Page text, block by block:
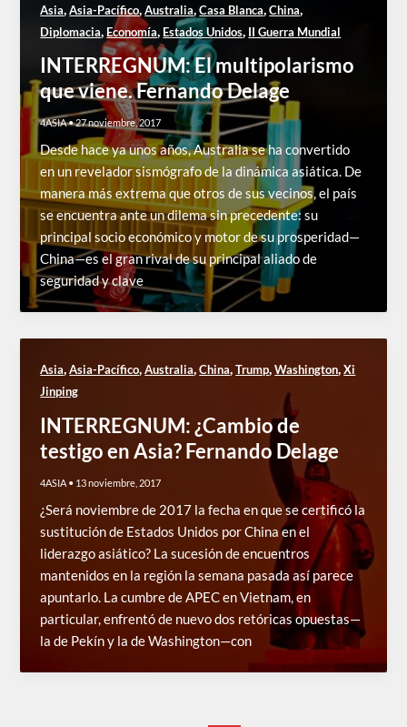
Asia,Asia-Pacífico,Australia,Casa Blanca,China,
Diplomacia,Economía, Estados Unidos, II Guerra Mundial
INTERREGNUM: El multipolarismo
que viene. Fernando Delage
4ASIA•27 noviembre, 2017
Desde hace ya unos años, Australia se ha convertido
en un revelador sismógrafo de la dinámica asiática. De
manera más extrema que otros de sus vecinos, el país
se encuentra ante un dilema sin precedente: su
principal socio económico y motor de su prosperidad—
China—es el gran rival de su principal aliado de
seguridad y clave
Asia,Asia-Pacífico,Australia,China,Trump,Washington,Xi
Jinping
INTERREGNUM: ¿Cambio de
testigo en Asia? Fernando Delage
4ASIA • 13 noviembre, 2017
¿Será noviembre de 2017 la fecha en que se certificó la
sustitución de Estados Unidos por China en el
liderazgo asiático? La sucesión de encuentros
mantenidos en la región la semana pasada así parece
apuntarlo. La cumbre de APEC en Vietnam, en
particular, enfrentó de nuevo dos retóricas opuestas—
la de Pekín y la de Washington—con